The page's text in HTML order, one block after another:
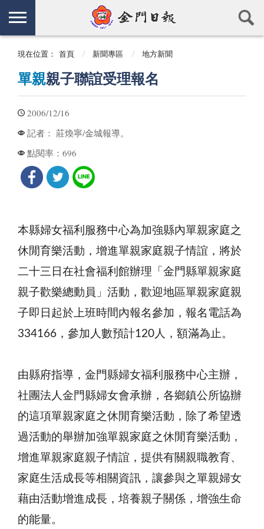
現在位置： 首頁 新聞專區 地方新聞
單親親子聯誼受理報名
2006/12/16
記者： 莊煥寧/金城報導。
點閱率： 696
本縣婦女福利服務中心為加強縣內單親家庭之
休閒育樂活動，增進單親家庭親子情誼，將於
二十三日在社會福利館辦理「金門縣單親家庭
親子歡樂總動員」活動，歡迎地區單親家庭親
子即日起於上班時間內報名參加，報名電話為
334166，參加人數預計120人，額滿為止。
由縣府指導，金門縣婦女福利服務中心主辦，
社團法人金門縣婦女會承辦，各鄉鎮公所協辦
的這項單親家庭之休閒育樂活動，除了希望透
過活動的舉辦加強單親家庭之休閒育樂活動，
增進單親家庭親子情誼，提供有關親職教育、
家庭生活成長等相關資訊，讓參與之單親婦女
藉由活動增進成長，培養親子關係，增強生命
的能量。